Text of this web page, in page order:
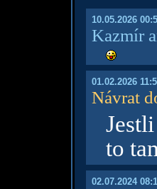
10.05.2026
Kazmír
01.02.2026
Návrat
to
02.07.2024